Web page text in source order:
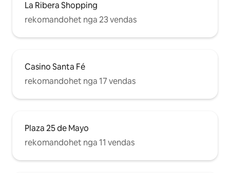
La Ribera Shopping
rekomandohet nga 23 vendas
Casino Santa Fé
rekomandohet nga 17 vendas
Plaza 25 de Mayo
rekomandohet nga 11 vendas